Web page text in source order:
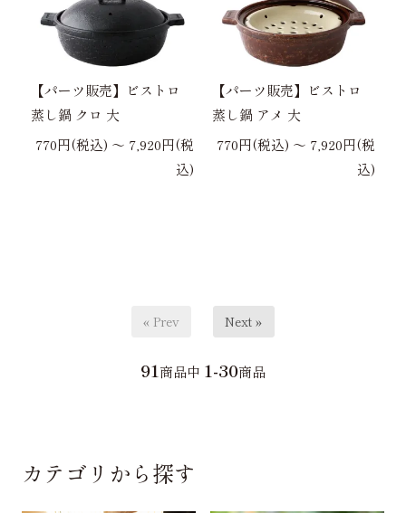
【パーツ販売】ビストロ
蒸し鍋 クロ 大
770円(税込) 〜 7,920円(税
込)
【パーツ販売】ビストロ
蒸し鍋 アメ 大
770円(税込) 〜 7,920円(税
込)
« Prev Next »
91商品中 1-30商品
カテゴリから探す